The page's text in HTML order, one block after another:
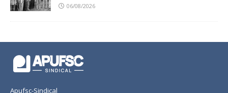
06/08/2026
Apufsc-Sindical